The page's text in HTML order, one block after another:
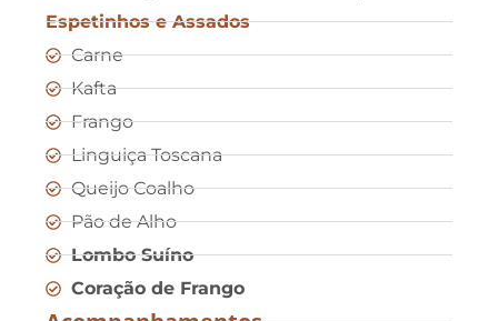
Espetinhos e Assados
Carne
Kafta
Frango
Linguiça Toscana
Queijo Coalho
Pão de Alho
Lombo Suíno
Coração de Frango